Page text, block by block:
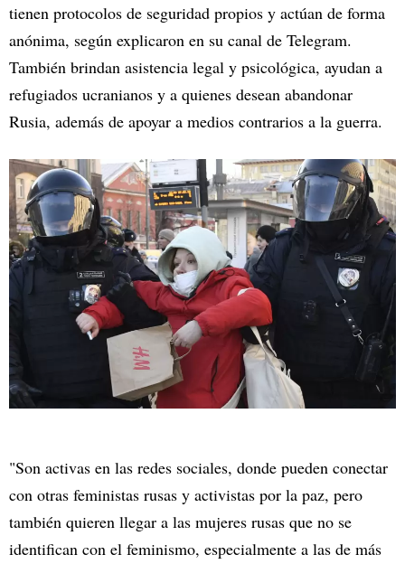
tienen protocolos de seguridad propios y actúan de forma
anónima, según explicaron en su canal de Telegram.
También brindan asistencia legal y psicológica, ayudan a
refugiados ucranianos y a quienes desean abandonar
Rusia, además de apoyar a medios contrarios a la guerra.
"Son activas en las redes sociales, donde pueden conectar
con otras feministas rusas y activistas por la paz, pero
también quieren llegar a las mujeres rusas que no se
identifican con el feminismo, especialmente a las de más